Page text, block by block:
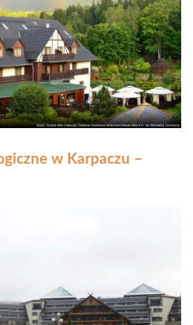
w Karpaczu –